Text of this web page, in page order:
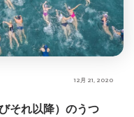
12月 21, 2020
それ以降）のうつ